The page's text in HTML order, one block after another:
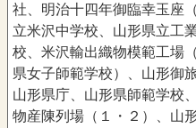
社、明治十四年御臨幸玉座
立米沢中学校、山形県立工
校、米沢輸出織物模範工場
県女子師範学校）、山形御
山形県庁、山形県師範学校
物産陳列場（１・２）、山